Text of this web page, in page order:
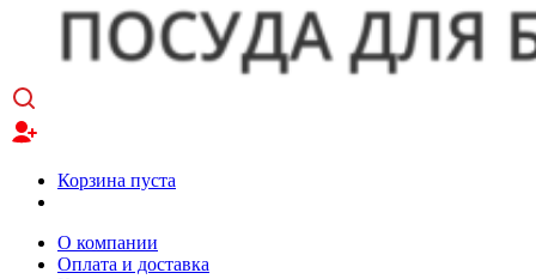
Корзина пуста
О компании
Оплата и доставка